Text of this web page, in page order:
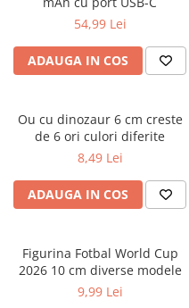
Cărți pentru copii
Cărți ilustrate și interactive
Materiale educaționale
Benzi desenate
Hobby și activități pentru copii
Educație și carte școlară
Culegeri și materiale auxiliare
Caiete de vacanță
Bibliografie școlară
54,99 Lei
ADAUGA IN COS
Ou cu dinozaur 6 cm creste
de 6 ori culori diferite
8,49 Lei
ADAUGA IN COS
Figurina Fotbal World Cup
2026 10 cm diverse modele
9,99 Lei